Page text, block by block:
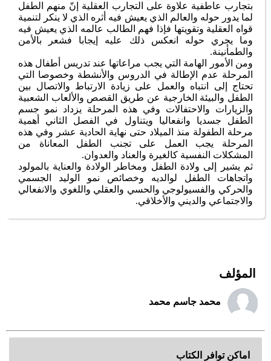
بتجارب عاطفية علاوة على التجارب العقلية إنّ منهم الطفل
لما يدور حوله والعالم الذي يعيش فيه أثره الذي لا ينكر لتنمية
قواه العقلية وتقويتها فإذا فهم الطالب عالمه الذي يعيش فيه
وما يجري حوله انعكس ذلك عليه إيجابا فشعر بالأمن
والطمأنينة.
ومن الأمور الهامة التي يجب مراعاتها عند تدريس أطفال هذه
المرحلة عدم الإطالة في الدروس والأنشطة وخصوصا التي
تحتاج إلى انتباه والعمل على زيادة الارتباط والاتصال بين
الطفل والبيئة الخارجية عن طريق القصص والألعاب الشعبية
والزيارات والاحتفالات وفي هذه المرحلة يزداد نمو جسم
الطفل جسديا وانفعاليا ويتناول في الفصل الثاني أهمية
مرحلة الطفولة منذ الميلاد حتى نهاية الحادية عشر وفي هذه
المرحلة يجب العمل على تجنب الطفل المعاناة من
المشكلات النفسية كالغيرة والعناد والعدوان.
ثم يشير إلى ولادة الطفل ومخاطر الولادة والعناية بالمولود
واتجاهات الطفل لوالديه وخصائص نمو الوليد الجسمي
والحركي والفسيولوجي والحسي والعقلي واللغوي والانفعالي
والاجتماعي والديني والأخلاقي.
المؤلف
محمد جاسم محمد
اماكن توافر الكتاب